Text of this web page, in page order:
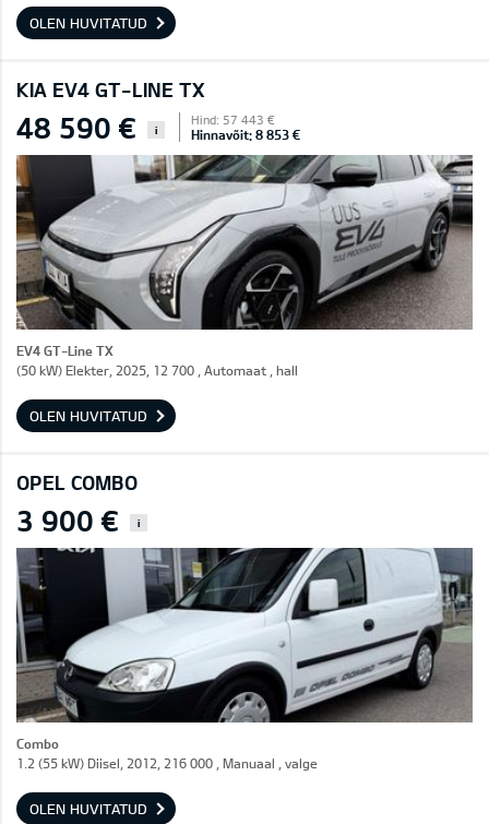
OLEN HUVITATUD
KIA EV4 GT-LINE TX
48 590 € i
Hind: 57 443 €
Hinnavõit: 8 853 €
EV4 GT-Line TX
(50 kW) Elekter, 2025, 12 700 , Automaat , hall
OLEN HUVITATUD
OPEL COMBO
3 900 € i
Combo
1.2 (55 kW) Diisel, 2012, 216 000 , Manuaal , valge
OLEN HUVITATUD